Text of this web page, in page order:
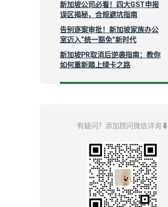
新加坡公司必看！四大GST申报
误区揭秘，合规避坑指南
告别逐案审批！新加坡家族办公
室迈入“统一豁免”新时代
新加坡PR取消后逆袭指南：教你
如何重新踏上绿卡之路
有疑问？添加顾问微信详询⬇